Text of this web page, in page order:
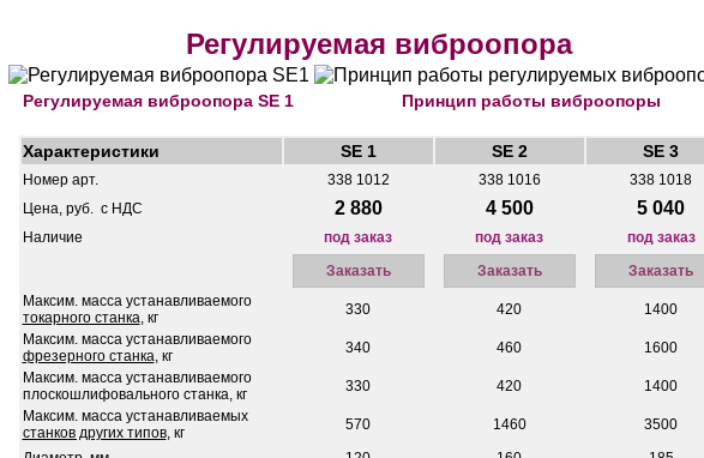
Регулируемая виброопора
Регулируемая виброопора SE 1 Принцип работы виброопоры
Характеристики SE 1 SE 2 SE 3
Номер арт. 338 1012 338 1016
338 1018
Цена, руб. с НДС
2 880 4 500 5 040
Наличие под заказ под заказ
под заказ
Заказать
Заказать
Заказать
Максим. масса устанавливаемого
токарного станка, кг 330 420
1400
Максим. масса устанавливаемого
фрезерного станка, кг 340 460
1600
Максим. масса устанавливаемого
плоскошлифовального станка, кг
330 420
1400
Максим. масса устанавливаемых
станков других типов, кг 570 1460
3500